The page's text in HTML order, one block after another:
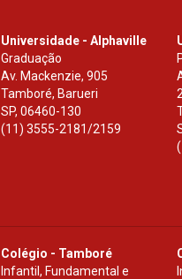
Universidade - Alphaville
Graduação
Av. Mackenzie, 905
Tamboré, Barueri
SP,06460-130
(11) 3555-2181/2159
Colégio - Tamboré
Infantil, Fundamental e